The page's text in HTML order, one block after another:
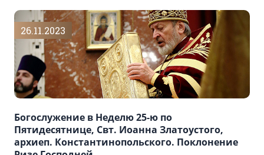
26.11.2023
Богослужение в Неделю 25-ю по
Пятидесятнице, Свт. Иоанна Златоустого,
архиеп. Константинопольского. Поклонение